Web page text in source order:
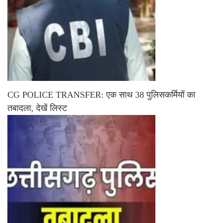
CG POLICE TRANSFER: एक साथ 38 पुलिसकर्मियों का
तबादला, देखें लिस्ट